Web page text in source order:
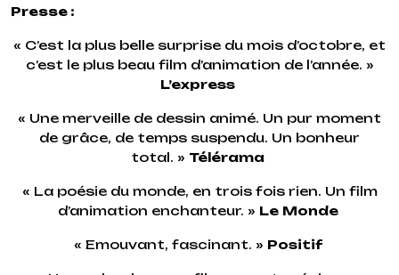
Presse :
« C’est la plus belle surprise du mois d’octobre, et
c’est le plus beau film d’animation de l’année. »
L’express
« Une merveille de dessin animé. Un pur moment
de grâce, de temps suspendu. Un bonheur
total. » Télérama
« La poésie du monde, en trois fois rien. Un film
d’animation enchanteur. » Le Monde
« Emouvant, fascinant. » Positif